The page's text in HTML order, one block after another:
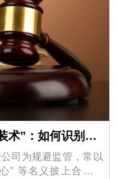
阳江讨债公司的 “资质伪装术”：如何识别虚假的 “法律咨询” 外衣？
司为规避监管，常以
” 等名义披上合法外